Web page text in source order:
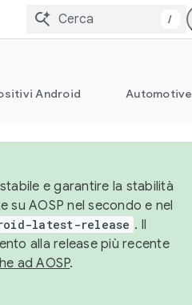
/
Android Automotive
e garantire la stabilità
AOSP nel secondo e nel
latest-release . Il
alla release più recente
ad AOSP.